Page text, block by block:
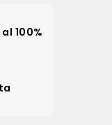
100%